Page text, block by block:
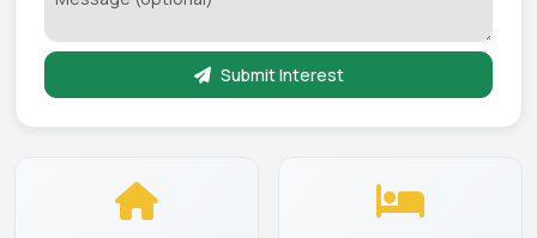
Submit Interest